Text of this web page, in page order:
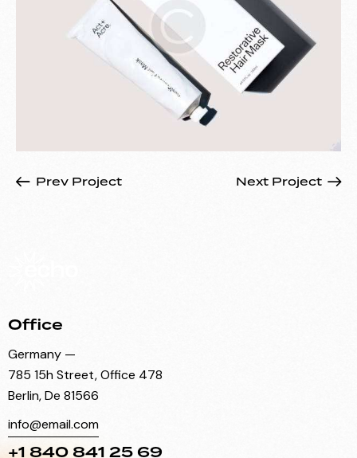
Prev Project Next Project
Office
Germany —
785 15h Street, Office 478
Berlin, De 81566
info@email.com
+1 840 841 25 69